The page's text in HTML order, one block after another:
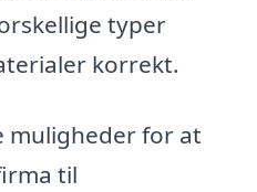
typer
korrekt.
muligheder for at
til